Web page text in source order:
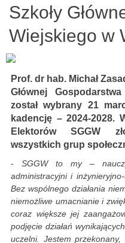
Szkoły
Wiejskiego w
Prof. dr hab. Michał
Głównej
został wybrany 21
kadencję – 2024-2028.
Elektorów SGGW
wszystkich grup
- SGGW to my –
administracyjni i
Bez wspólnego działania
niemożliwe umacnianie i
coraz większe jej
podjęcie działań
uczelni. Jestem